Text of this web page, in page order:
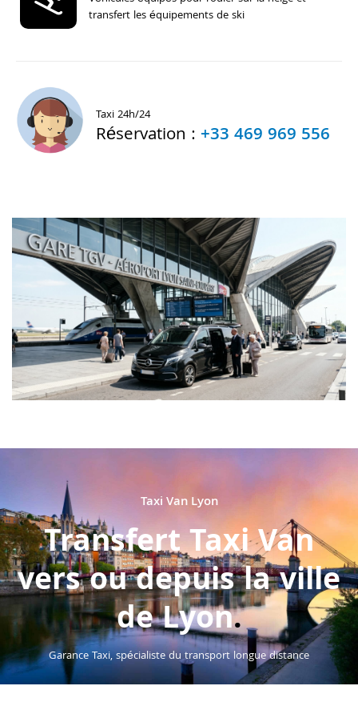
transfert les équipements de ski
Taxi 24h/24
Réservation : +33 469 969 556
Taxi Van Lyon
Transfert Taxi Van
vers ou depuis la ville
de Lyon.
Garance Taxi, spécialiste du transport longue distance